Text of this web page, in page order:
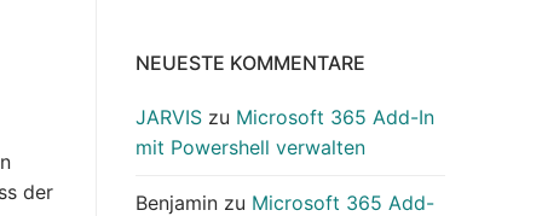
der
NEUESTE KOMMENTARE
JARVIS zu Microsoft 365 Add-In
mit Powershell verwalten
Benjamin zu Microsoft 365 Add-